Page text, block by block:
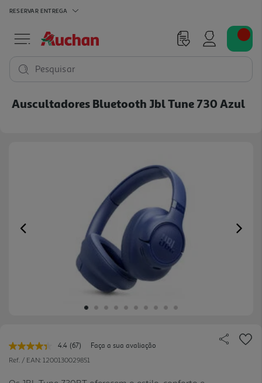
RESERVAR ENTREGA
Pesquisar
Auscultadores Bluetooth Jbl Tune 730 Azul
Previous
4.4 Leu
67
Link
(67)
Faça a sua avaliação
Ref. / EAN: 1200130029851